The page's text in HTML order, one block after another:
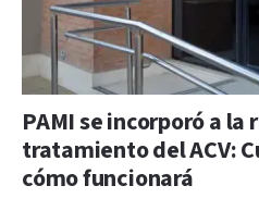
PAMI se incorporó a la
tratamiento del ACV:
cómo funcionará